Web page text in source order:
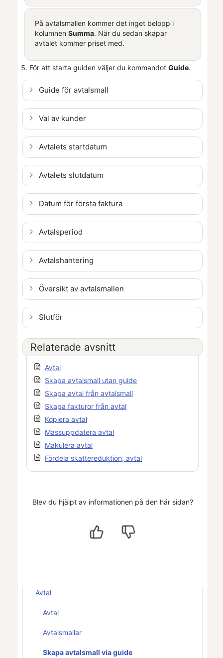
På avtalsmallen kommer det inget belopp i
kolumnen Summa. När du sedan skapar
avtalet kommer priset med.
För att starta guiden väljer du kommandot Guide.
Guide för avtalsmall
Val av kunder
Avtalets startdatum
Avtalets slutdatum
Datum för första faktura
Avtalsperiod
Avtalshantering
Översikt av avtalsmallen
Slutför
Relaterade avsnitt
Avtal
Skapa avtalsmall utan guide
Skapa avtal från avtalsmall
Skapa fakturor från avtal
Kopiera avtal
Massuppdatera avtal
Makulera avtal
Fördela skattereduktion, avtal
Blev du hjälpt av informationen på den här sidan?
Avtal
Avtal
Avtalsmallar
Skapa avtalsmall via guide